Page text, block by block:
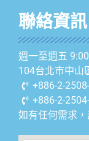
聯絡資訊
週一至週五
104台北市中山
+886-2-
+886-2-
如有任何需求